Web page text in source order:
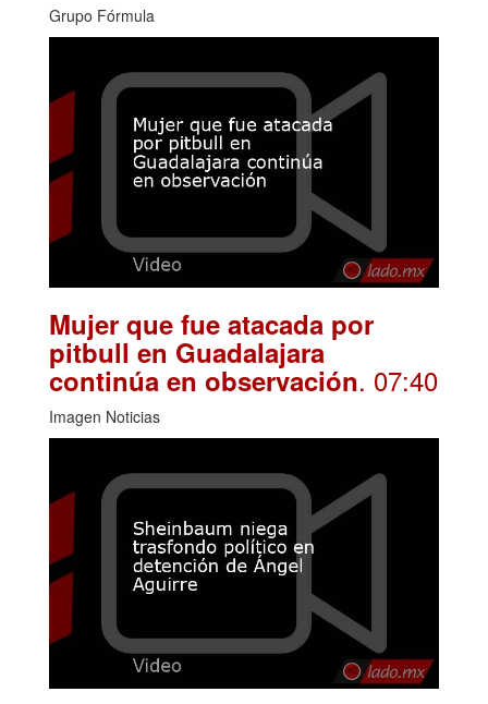
Grupo Fórmula
Mujer que fue atacada por
pitbull en Guadalajara
continúa en observación. 07:40
Imagen Noticias